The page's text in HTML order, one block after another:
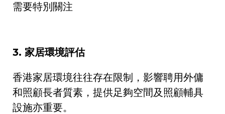
需要特別關注
3. 家居環境評估
香港家居環境往往存在限制，影響聘用外傭
和照顧長者質素，提供足夠空間及照顧輔具
設施亦重要。